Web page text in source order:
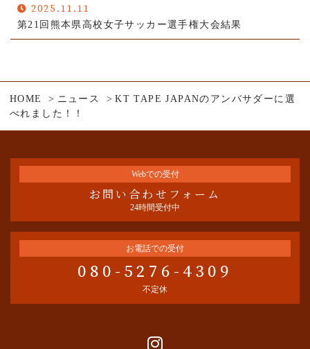
2025.11.11
第21回熊本県高校女子サッカー選手権大会結果
HOME ニュース
KT TAPE JAPANのアンバサダーに選
べれました！！
Webでの受付
お問い合わせフォーム
24時間受付中
お電話での受付
080-5276-4309
不定休